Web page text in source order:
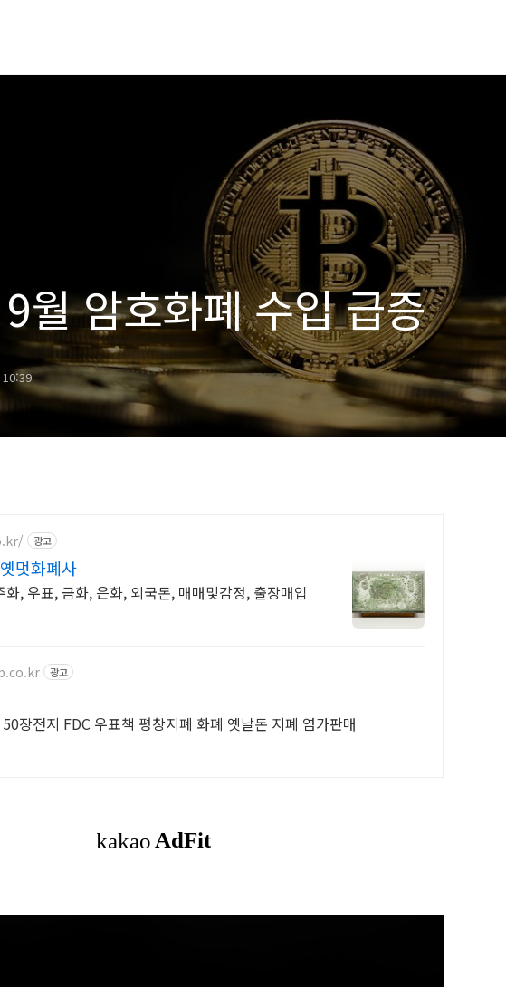
월 암호화폐 수입 급증
광고
멋화폐사
, 우표, 금화, 은화, 외국돈, 매매및감정, 출장매입
광고
장전지 FDC 우표책 평창지폐 화폐 옛날돈 지폐 염가판매